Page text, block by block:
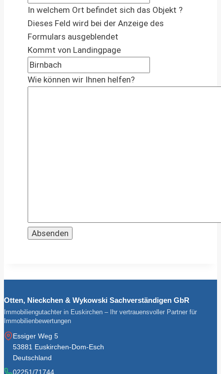
In welchem Ort befindet sich das Objekt ?
Dieses Feld wird bei der Anzeige des
Formulars ausgeblendet
Kommt von Landingpage
Wie können wir Ihnen helfen?
Otten, Nieckchen & Wykowski Sachverständigen GbR
Immobiliengutachter in Euskirchen – Ihr vertrauensvoller Partner für
Immobilienbewertungen
Essiger Weg 5
53881 Euskirchen-Dom-Esch
Deutschland
02251/71744